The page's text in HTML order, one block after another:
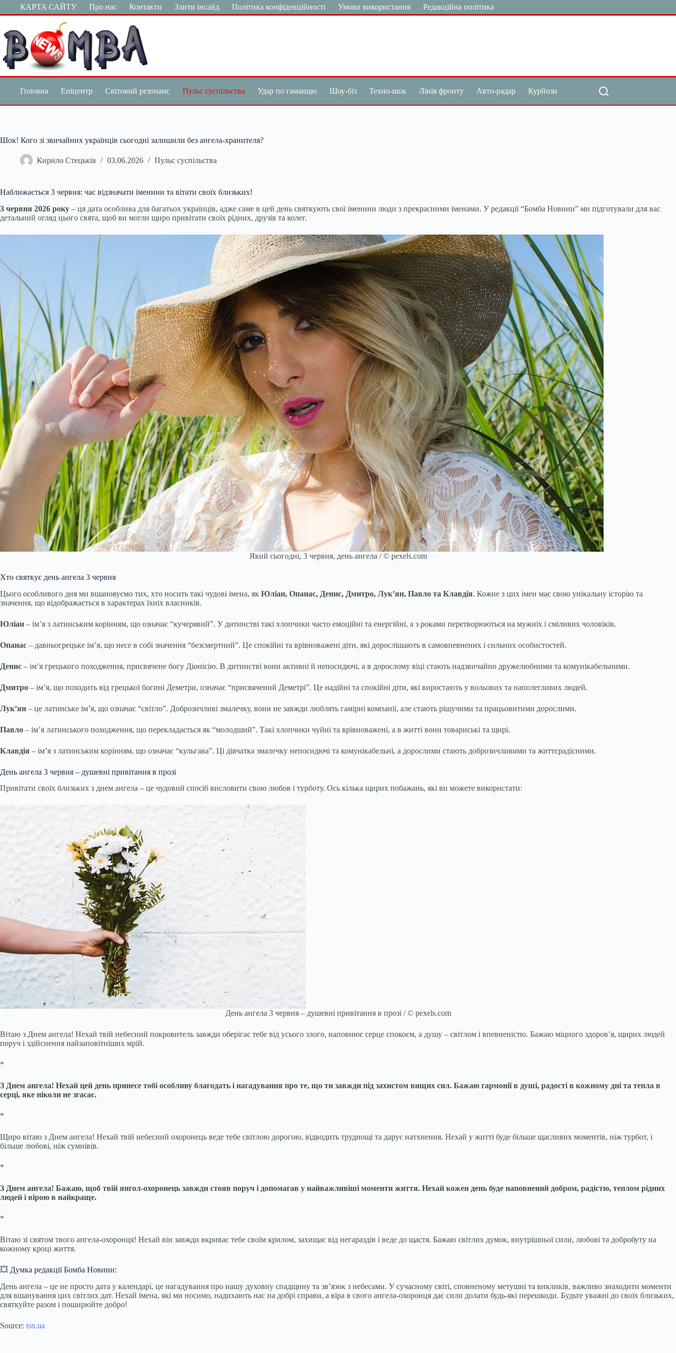
Перейти
до
КАРТА САЙТУ Про нас Контакти Злити інсайд Політика конфіденційності Умови використання Редакційна політика
Головна Епіцентр Світовий резонанс Пульс суспільства Удар по гаманцю Шоу-біз Техно-шок Лінія фронту Авто-радар Курйози
Шок! Кого зі звичайних українців сьогодні залишили без ангела-хранителя?
Кирило Стецьків 03.06.2026 Пульс суспільства
Наближається 3 червня: час відзначати іменини та вітати своїх близьких!
3 червня 2026 року – ця дата особлива для багатьох українців, адже саме в цей день святкують свої іменини люди з прекрасними іменами. У редакції “Бомба Новини” ми підготували для вас
детальний огляд цього свята, щоб ви могли щиро привітати своїх рідних, друзів та колег.
Який сьогодні, 3 червня, день ангела / © pexels.com
Хто святкує день ангела 3 червня
Цього особливого дня ми вшановуємо тих, хто носить такі чудові імена, як Юліан, Опанас, Денис, Дмитро, Лук’ян, Павло та Клавдія. Кожне з цих імен має свою унікальну історію та
значення, що відображається в характерах їхніх власників.
Юліан – ім’я з латинським корінням, що означає “кучерявий”. У дитинстві такі хлопчики часто емоційні та енергійні, а з роками перетворюються на мужніх і сміливих чоловіків.
Опанас – давньогрецьке ім’я, що несе в собі значення “безсмертний”. Це спокійні та врівноважені діти, які дорослішають в самовпевнених і сильних особистостей.
Денис – ім’я грецького походження, присвячене богу Діонісію. В дитинстві вони активні й непосидючі, а в дорослому віці стають надзвичайно дружелюбними та комунікабельними.
Дмитро – ім’я, що походить від грецької богині Деметри, означає “присвячений Деметрі”. Це надійні та спокійні діти, які виростають у вольових та наполегливих людей.
Лук’ян – це латинське ім’я, що означає “світло”. Доброзичливі змалечку, вони не завжди люблять гамірні компанії, але стають рішучими та працьовитими дорослими.
Павло – ім’я латинського походження, що перекладається як “молодший”. Такі хлопчики чуйні та врівноважені, а в житті вони товариські та щирі.
Клавдія – ім’я з латинським корінням, що означає “кульгава”. Ці дівчатка змалечку непосидючі та комунікабельні, а дорослими стають доброзичливими та життєрадісними.
День ангела 3 червня – душевні привітання в прозі
Привітати своїх близьких з днем ангела – це чудовий спосіб висловити свою любов і турботу. Ось кілька щирих побажань, які ви можете використати:
День ангела 3 червня – душевні привітання в прозі / © pexels.com
Вітаю з Днем ангела! Нехай твій небесний покровитель завжди оберігає тебе від усього злого, наповнює серце спокоєм, а душу – світлом і впевненістю. Бажаю міцного здоров’я, щирих людей
поруч і здійснення найзаповітніших мрій.
*
З Днем ангела! Нехай цей день принесе тобі особливу благодать і нагадування про те, що ти завжди під захистом вищих сил. Бажаю гармонії в душі, радості в кожному дні та тепла в
серці, яке ніколи не згасає.
*
Щиро вітаю з Днем ангела! Нехай твій небесний охоронець веде тебе світлою дорогою, відводить труднощі та дарує натхнення. Нехай у житті буде більше щасливих моментів, ніж турбот, і
більше любові, ніж сумнівів.
*
З Днем ангела! Бажаю, щоб твій янгол-охоронець завжди стояв поруч і допомагав у найважливіші моменти життя. Нехай кожен день буде наповнений добром, радістю, теплом рідних
людей і вірою в найкраще.
*
Вітаю зі святом твого ангела-охоронця! Нехай він завжди вкриває тебе своїм крилом, захищає від негараздів і веде до щастя. Бажаю світлих думок, внутрішньої сили, любові та добробуту на
кожному кроці життя.
💥 Думка редакції Бомба Новини:
День ангела – це не просто дата у календарі, це нагадування про нашу духовну спадщину та зв’язок з небесами. У сучасному світі, сповненому метушні та викликів, важливо знаходити моменти
для вшанування цих світлих дат. Нехай імена, які ми носимо, надихають нас на добрі справи, а віра в свого ангела-охоронця дає сили долати будь-які перешкоди. Будьте уважні до своїх близьких,
святкуйте разом і поширюйте добро!
Source: tsn.ua